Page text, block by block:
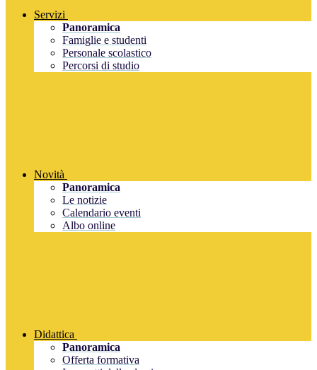
Servizi
Panoramica
Famiglie e studenti
Personale scolastico
Percorsi di studio
Novità
Panoramica
Le notizie
Calendario eventi
Albo online
Didattica
Panoramica
Offerta formativa